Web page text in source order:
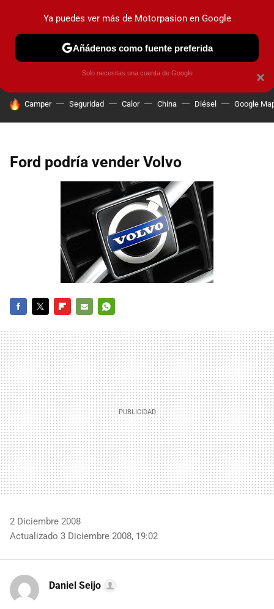
PRUEBAS COCHES ELÉCTRICOS OBSERVATORIO
HOY SE HABLA DE
Camper Seguridad Calor China Diésel Google
Ford podría vender Volvo
MAIL
2 Diciembre 2008
Actualizado 3 Diciembre 2008, 19:02
Daniel Seijo
×
Ya puedes ver más de Motorpasion en Google
Añádenos como fuente preferida
Solo necesitas una cuenta de Google